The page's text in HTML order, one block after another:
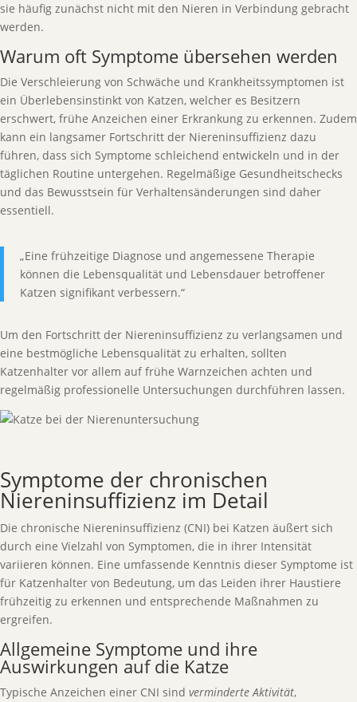
sie häufig zunächst nicht mit den Nieren in Verbindung gebracht
werden.
Warum oft Symptome übersehen werden
Die Verschleierung von Schwäche und Krankheitssymptomen ist
ein Überlebensinstinkt von Katzen, welcher es Besitzern
erschwert, frühe Anzeichen einer Erkrankung zu erkennen. Zudem
kann ein langsamer Fortschritt der Niereninsuffizienz dazu
führen, dass sich Symptome schleichend entwickeln und in der
täglichen Routine untergehen. Regelmäßige Gesundheitschecks
und das Bewusstsein für Verhaltensänderungen sind daher
essentiell.
„Eine frühzeitige Diagnose und angemessene Therapie
können die Lebensqualität und Lebensdauer betroffener
Katzen signifikant verbessern.“
Um den Fortschritt der Niereninsuffizienz zu verlangsamen und
eine bestmögliche Lebensqualität zu erhalten, sollten
Katzenhalter vor allem auf frühe Warnzeichen achten und
regelmäßig professionelle Untersuchungen durchführen lassen.
Symptome der chronischen
Niereninsuffizienz im Detail
Die chronische Niereninsuffizienz (CNI) bei Katzen äußert sich
durch eine Vielzahl von Symptomen, die in ihrer Intensität
variieren können. Eine umfassende Kenntnis dieser Symptome ist
für Katzenhalter von Bedeutung, um das Leiden ihrer Haustiere
frühzeitig zu erkennen und entsprechende Maßnahmen zu
ergreifen.
Allgemeine Symptome und ihre
Auswirkungen auf die Katze
Typische Anzeichen einer CNI sind verminderte Aktivität,